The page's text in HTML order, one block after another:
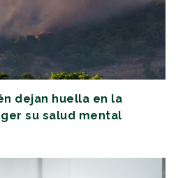
dejan huella en la
su salud mental